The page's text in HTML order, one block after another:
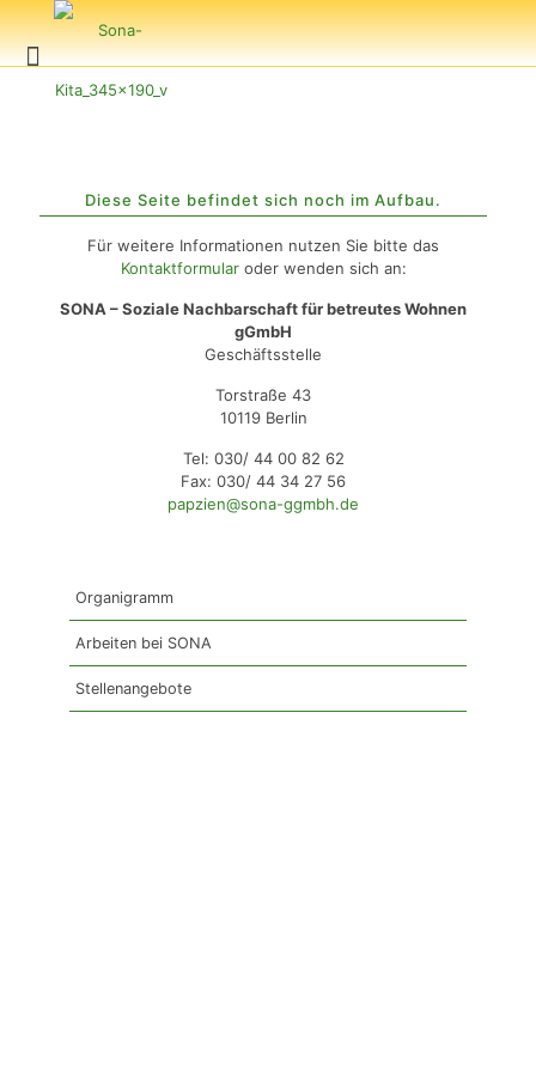
Diese Seite befindet sich noch im Aufbau.
Für weitere Informationen nutzen Sie bitte das
Kontaktformularoder wenden sich an:
SONA – Soziale Nachbarschaft für betreutes Wohnen
gGmbH
Geschäftsstelle
Torstraße 43
10119 Berlin
Tel: 030/ 44 00 82 62
Fax: 030/ 44 34 27 56
papzien@sona-ggmbh.de
Organigramm
Arbeiten bei SONA
Stellenangebote